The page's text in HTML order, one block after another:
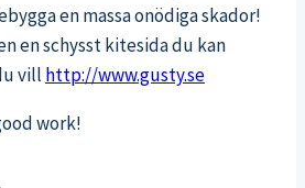
en massa onödiga skador!
en schysst kitesida du kan
vill http://www.gusty.se
work!